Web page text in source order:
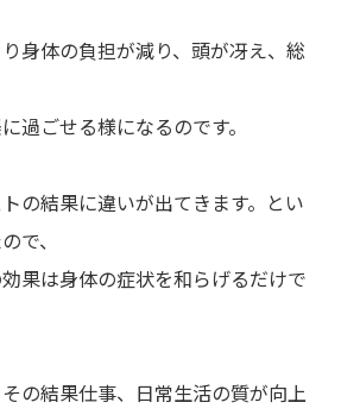
身体の負担が減り、頭が冴え、総
過ごせる様になるのです。
の結果に違いが出てきます。とい
で、
果は身体の症状を和らげるだけで
の結果仕事、日常生活の質が向上